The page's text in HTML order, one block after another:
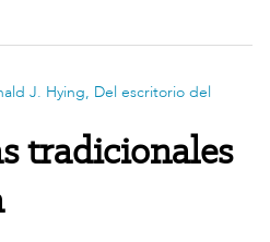
J. Hying, Del escritorio del
tradicionales